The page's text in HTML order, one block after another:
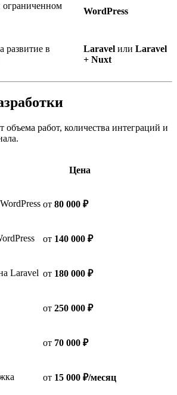
WordPress
развитие в
Laravel или Laravel
+ Nuxt
объема работ, количества интеграций и
Цена
от 80 000 ₽
от 140 000 ₽
Laravel от 180 000 ₽
от 250 000 ₽
от 70 000 ₽
от 15 000 ₽/месяц